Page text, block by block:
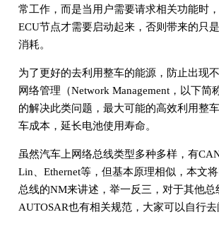
常工作，而是当用户需要请求相关功能时
ECU节点才需要启动起来，否则带来的只
消耗。
为了更好的去利用整车的能源，防止出现
网络管理（Network Management，以下简
的解决此类问题，最大可能的高效利用整
车成本，延长电池使用寿命。
虽然汽车上网络总线类型多种多样，有CAN
Lin、Ethernet等，但基本原理相似，本文
总线的NM来讲述，举一反三，对于其他总
AUTOSAR也有相关规范，大家可以自行去